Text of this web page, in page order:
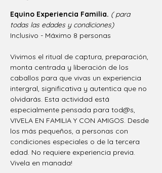
Equino Experiencia Familia. ( para
todas las edades y condiciones)
Inclusivo - Máximo 8 personas
Vivimos el ritual de captura, preparación,
monta centrada y liberación de los
caballos para que vivas un experiencia
intergral, significativa y autentica que no
olvidarás. Esta actividad está
especialmente pensada para tod@s,
VIVELA EN FAMILIA Y CON AMIGOS. Desde
los más pequeños, a personas con
condiciones especiales o de la tercera
edad. No requiere experiencia previa.
Vivela en manada!